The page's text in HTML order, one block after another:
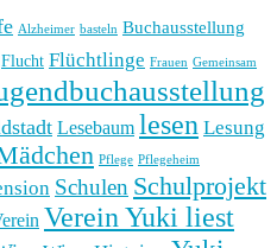
Alzheimer basteln Buchausstellung
Flucht Flüchtlinge Frauen Gemeinsam
Lesebaum lesen Lesung
Pflege Pflegeheim
Schulen Schulprojekt
Verein Yuki liest